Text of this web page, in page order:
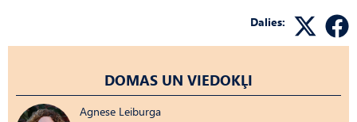
Dalies:
DOMAS UN VIEDOKĻI
Agnese Leiburga